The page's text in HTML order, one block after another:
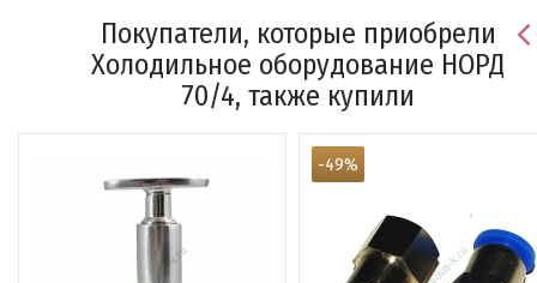
Покупатели, которые приобрели
Холодильное оборудование НОРД
70/4, также купили
-49%